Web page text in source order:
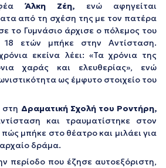
Άλκη Ζέη, ενώ αφηγείται
από τη σχέση της με τον πατέρα
το Γυμνάσιο άρχισε ο πόλεμος του
18 ετών μπήκε στην Αντίσταση.
εκείνα λέει: «Τα χρόνια της
χαράς και ελευθερίας», ενώ
ως έμφυτο στοιχείο του
στη Δραματική Σχολή του Ροντήρη,
και τραυματίστηκε στον
μπήκε στο θέατρο και μιλάει για
δράμα.
περίοδο που έζησε αυτοεξόριστη,